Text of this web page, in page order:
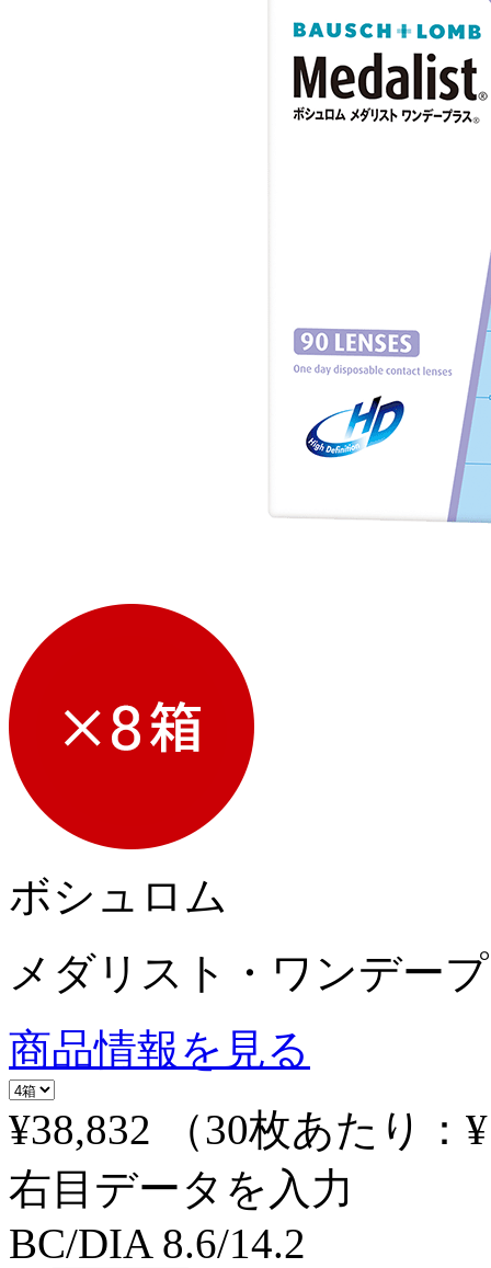
ボシュロム
メダリスト・ワンデー
商品情報を見る
¥38,832
（30枚あたり：
右目データを入力
BC/DIA 8.6/14.2